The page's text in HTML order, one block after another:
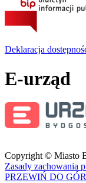
Deklaracja
E-urząd
Copyright © Miasto
Zasady zachowania
PRZEWIŃ DO